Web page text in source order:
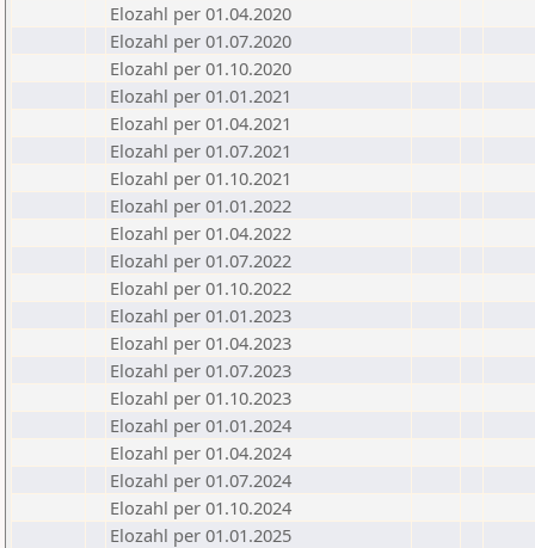
Elozahl per 01.04.2020
Elozahl per 01.07.2020
Elozahl per 01.10.2020
Elozahl per 01.01.2021
Elozahl per 01.04.2021
Elozahl per 01.07.2021
Elozahl per 01.10.2021
Elozahl per 01.01.2022
Elozahl per 01.04.2022
Elozahl per 01.07.2022
Elozahl per 01.10.2022
Elozahl per 01.01.2023
Elozahl per 01.04.2023
Elozahl per 01.07.2023
Elozahl per 01.10.2023
Elozahl per 01.01.2024
Elozahl per 01.04.2024
Elozahl per 01.07.2024
Elozahl per 01.10.2024
Elozahl per 01.01.2025